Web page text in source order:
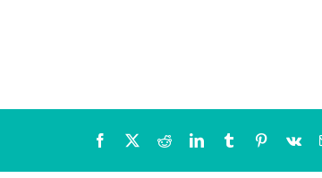
Facebook RedditLinkedInTumblr Pinterest
Vk